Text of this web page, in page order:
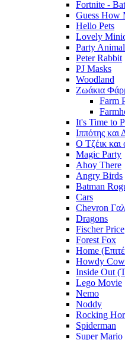
Fortnite -
Guess How
Hello Pets
Lovely
Party
Peter Rabbit
PJ Masks
Woodland
Ζωάκια
Farm
It's Time to
Ιππότης και
Ο Τζέικ και
Magic Party
Ahoy There
Angry Birds
Batman
Cars
Chevron
Dragons
Fischer Price
Forest Fox
Home
Howdy
Inside Out
Lego Movie
Nemo
Noddy
Rocking
Spiderman
Super Mario